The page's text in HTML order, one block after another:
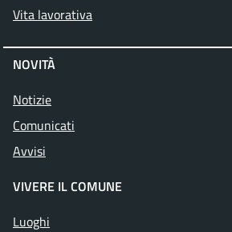
Vita lavorativa
NOVITÀ
Notizie
Comunicati
Avvisi
VIVERE IL COMUNE
Luoghi